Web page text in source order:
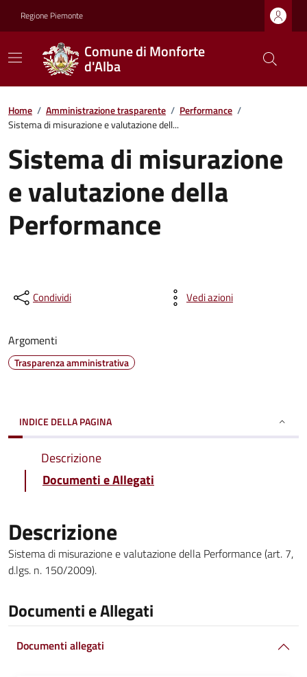
Regione Piemonte
Comune di Monforte
d'Alba
Home / Amministrazione trasparente / Performance /
Sistema di misurazione e valutazione dell...
Sistema di misurazione
e valutazione della
Performance
Condividi Vedi azioni
Argomenti
Trasparenza amministrativa
INDICE DELLA PAGINA
Descrizione
Documenti e Allegati
Descrizione
Sistema di misurazione e valutazione della Performance (art. 7,
d.lgs. n. 150/2009).
Documenti e Allegati
Documenti allegati